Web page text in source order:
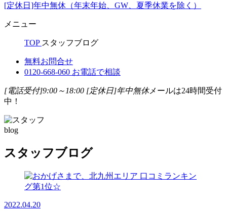
[定休日]年中無休（年末年始、GW、夏季休業を除く）
メニュー
TOP スタッフブログ
無料お問合せ
0120-668-060 お電話で相談
[電話受付]9:00～18:00 [定休日]年中無休メールは24時間受付
中！
blog
スタッフブログ
2022.04.20